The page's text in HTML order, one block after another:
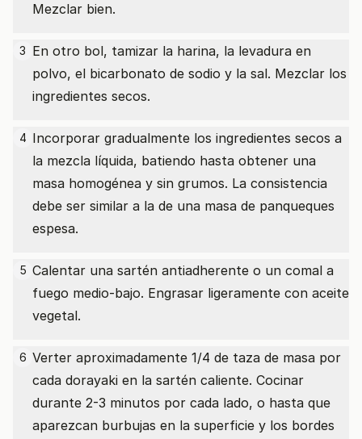
Mezclar bien.
3 En otro bol, tamizar la harina, la levadura en
polvo, el bicarbonato de sodio y la sal. Mezclar los
ingredientes secos.
4 Incorporar gradualmente los ingredientes secos a
la mezcla líquida, batiendo hasta obtener una
masa homogénea y sin grumos. La consistencia
debe ser similar a la de una masa de panqueques
espesa.
5 Calentar una sartén antiadherente o un comal a
fuego medio-bajo. Engrasar ligeramente con aceite
vegetal.
6 Verter aproximadamente 1/4 de taza de masa por
cada dorayaki en la sartén caliente. Cocinar
durante 2-3 minutos por cada lado, o hasta que
aparezcan burbujas en la superficie y los bordes